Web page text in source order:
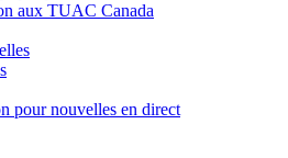
aux TUAC Canada
pour nouvelles en direct